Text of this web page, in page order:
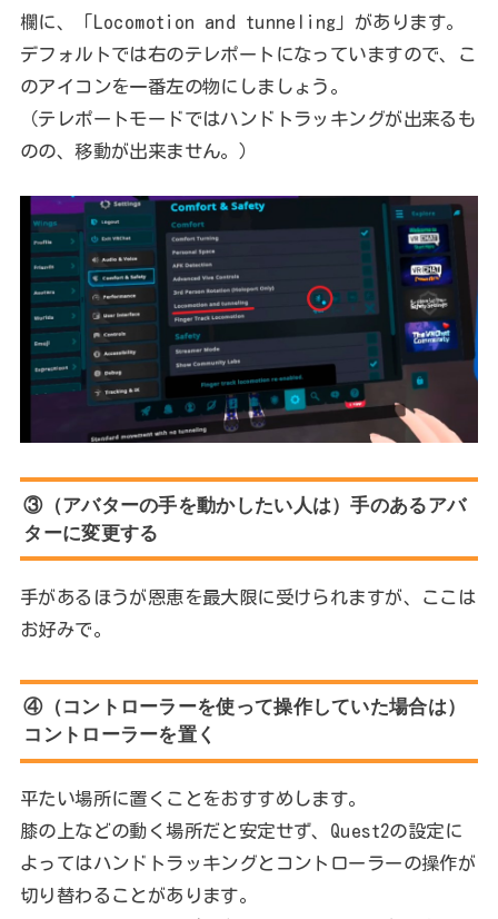
欄に、「Locomotion and tunneling」があります。
デフォルトでは右のテレポートになっていますので、こ
のアイコンを一番左の物にしましょう。
（テレポートモードではハンドトラッキングが出来るも
のの、移動が出来ません。）
③（アバターの手を動かしたい人は）手のあるアバ
ターに変更する
手があるほうが恩恵を最大限に受けられますが、ここは
お好みで。
④（コントローラーを使って操作していた場合は）
コントローラーを置く
平たい場所に置くことをおすすめします。
膝の上などの動く場所だと安定せず、Quest2の設定に
よってはハンドトラッキングとコントローラーの操作が
切り替わることがあります。